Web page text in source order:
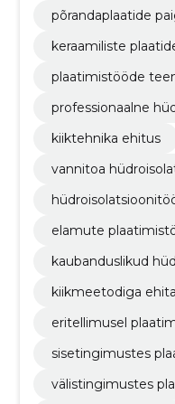
põrandaplaatide
keraamiliste
plaatimistööde
professionaalne
kiiktehnika ehitus
vannitoa
elamute
kaubanduslikud
kiikmeetodiga
eritellimusel
sisetingimustes
välistingimustes